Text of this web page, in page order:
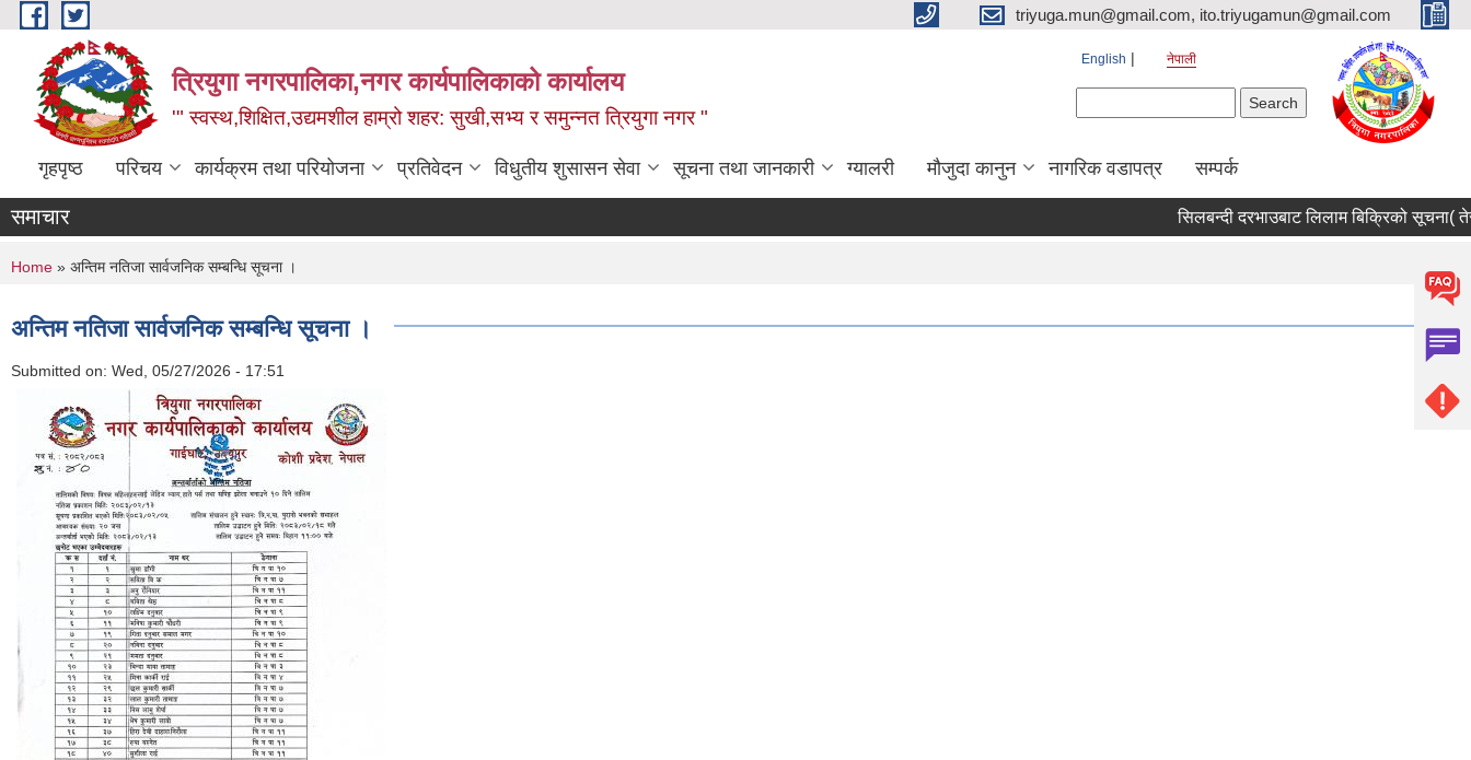
Skip to main content triyuga.mun@gmail.com, ito.triyugamun@gmail.com
त्रियुगा नगरपालिका,नगर कार्यपालिकाको कार्यालय
'" स्वस्थ,शिक्षित,उद्यमशील हाम्रो शहर: सुखी,सभ्य र समुन्नत त्रियुगा नगर "
English नेपाली
गृहपृष्ठ परिचय कार्यक्रम तथा परियोजना प्रतिवेदन विधुतीय शुसासन सेवा सूचना तथा जानकारी ग्यालरी मौजुदा कानुन नागरिक वडापत्र सम्पर्क
समाचार सिलबन्दी दरभाउबाट लिलाम बिक्रिको सूचना(
You are here
Home » अन्तिम नतिजा सार्वजनिक सम्बन्धि सूचना ।
अन्तिम नतिजा सार्वजनिक सम्बन्धि सूचना ।
Submitted on: Wed, 05/27/2026 - 17:51